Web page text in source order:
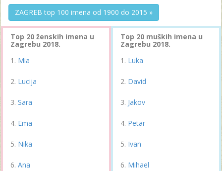
ZAGREB top 100 imena od 1900 do 2015 »
Top 20 ženskih imena u
Zagrebu 2018.
Mia
Lucija
Sara
Ema
Nika
Ana
Top 20 muških imena u
Zagrebu 2018.
Luka
David
Jakov
Petar
Ivan
Mihael